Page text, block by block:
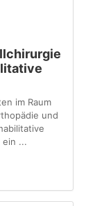
im Raum
und
ein ...